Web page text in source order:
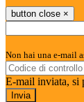
button close ×
Non hai una e-mail
E-mail inviata, si